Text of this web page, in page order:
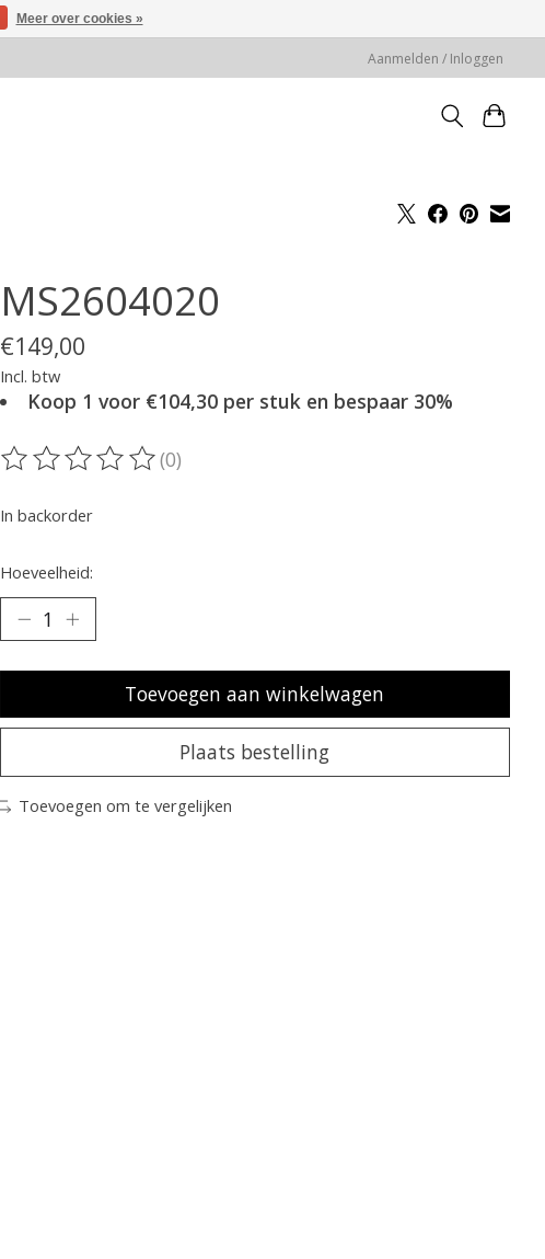
Aanmelden / Inloggen
MS2604020
€149,00
Incl. btw
Koop 1 voor €104,30 per stuk en bespaar 30%
De beoordeling van dit product is
(0)
In backorder
Hoeveelheid:
Toevoegen aan winkelwagen
Plaats bestelling
Toevoegen om te vergelijken
Meer over cookies »